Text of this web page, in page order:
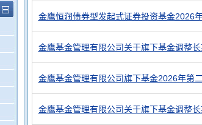
金鹰恒润债券型发起式证券投资基金2026
金鹰基金管理有限公司关于旗下基金调整
金鹰基金管理有限公司旗下基金2026年第
金鹰基金管理有限公司关于旗下基金调整